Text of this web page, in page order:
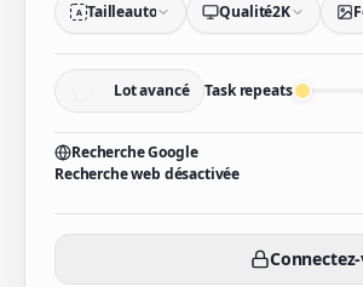
A Tailleauto Qualité2K
Lot avancé Task repeats
Recherche Google
Recherche web désactivée